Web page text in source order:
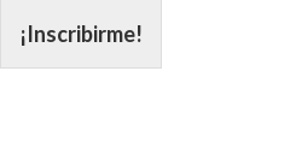
¡Inscribirme!